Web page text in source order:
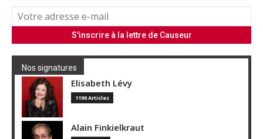
Nos signatures
Elisabeth Lévy
1190 Articles
Alain Finkielkraut